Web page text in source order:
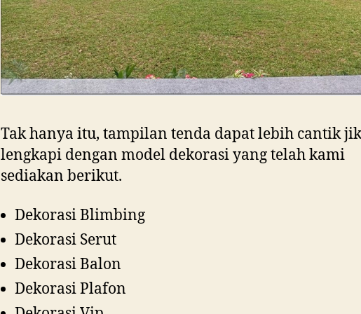
Tak hanya itu, tampilan tenda dapat lebih cantik
lengkapi dengan model dekorasi yang telah kami
sediakan berikut.
Dekorasi Blimbing
Dekorasi Serut
Dekorasi Balon
Dekorasi Plafon